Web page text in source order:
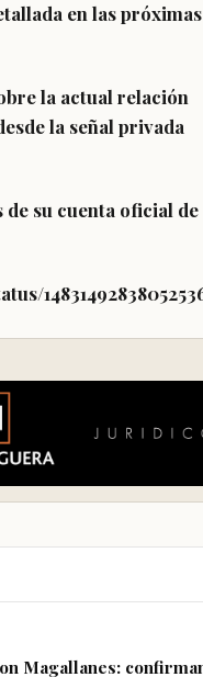
en las próximas
la actual relación
la señal privada
de su cuenta oficial de
Magallanes: